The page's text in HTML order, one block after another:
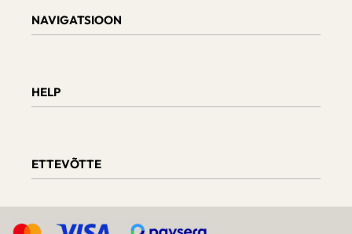
NAVIGATSIOON
Cart
HELP
Tellimuse staatus
Arvustused
D.U.K.
ETTEVÕTTE
Meie kohta
Päringud